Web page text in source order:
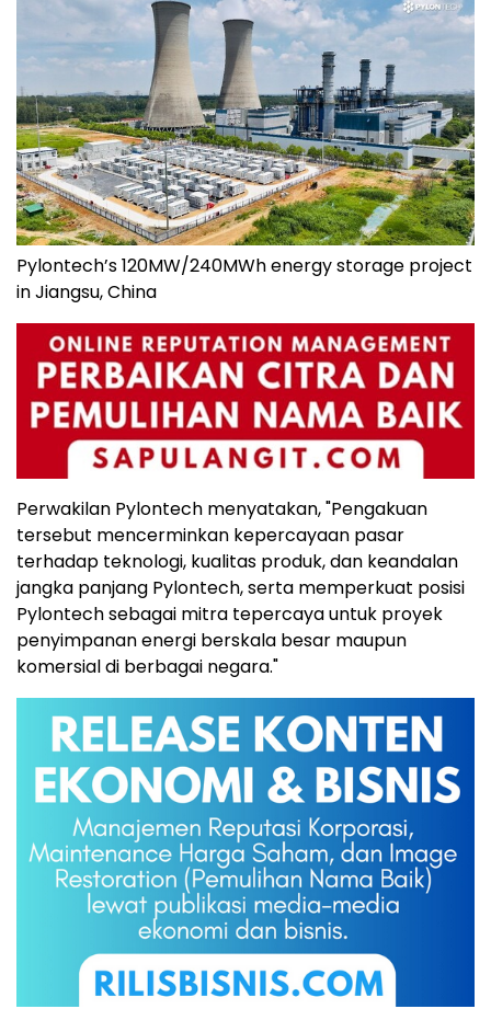
Pylontech’s 120MW/240MWh energy storage project
in Jiangsu, China
Perwakilan Pylontech menyatakan, "Pengakuan
tersebut mencerminkan kepercayaan pasar
terhadap teknologi, kualitas produk, dan keandalan
jangka panjang Pylontech, serta memperkuat posisi
Pylontech sebagai mitra tepercaya untuk proyek
penyimpanan energi berskala besar maupun
komersial di berbagai negara."